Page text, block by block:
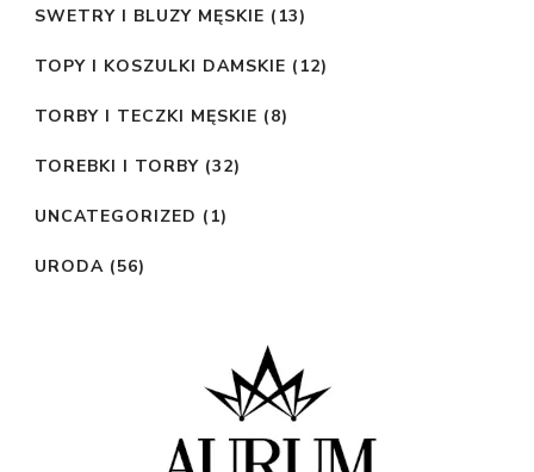
SWETRY I BLUZY MĘSKIE (13)
TOPY I KOSZULKI DAMSKIE (12)
TORBY I TECZKI MĘSKIE (8)
TOREBKI I TORBY (32)
UNCATEGORIZED (1)
URODA (56)